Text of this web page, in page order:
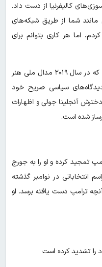
کالیفرنیا از دست داد.
شما از طریق شبکه‌های
اما هر کاری بتوانم برای
جان وویت، از متحدان قدیمی ترامپ که در سال ۲۰۱۹ مدال ملی هنر
دیدگاه‌های سیاسی صریح خود
آنجلینا جولی و اظهارات
شده است.
تمجید کرده و او را به جورج
انتخاباتی در نوامبر گذشته
ترامپ دست یافته برسد. او
را تشدید کرده است